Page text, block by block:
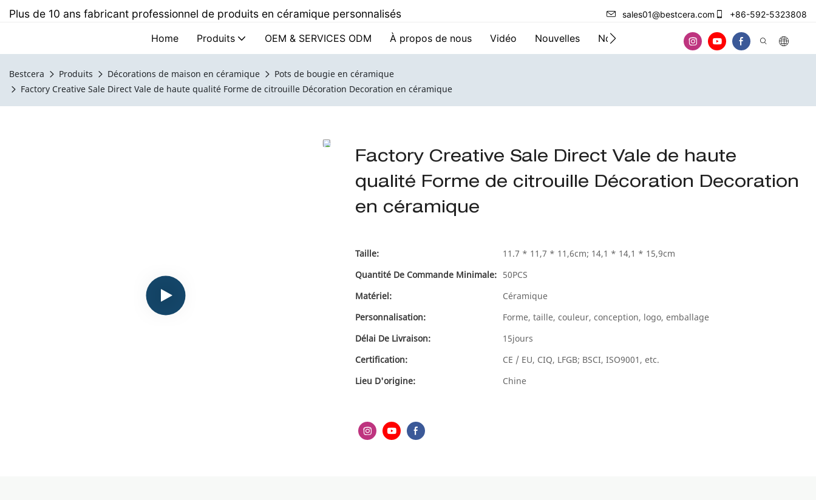
Plus de 10 ans fabricant professionnel de produits en céramique personnalisés sales01@bestcera.com +86-592-5323808
Home Produits OEM & SERVICES ODM À propos de nous Vidéo Nouvelles Nous contacter
Bestcera Produits Décorations de maison en céramique
Pots de bougie en céramique
Factory Creative Sale Direct Vale de haute qualité Forme de citrouille Décoration Decoration en céramique
Factory Creative Sale Direct Vale de haute
qualité Forme de citrouille Décoration Decoration
en céramique
Taille:
11.7 * 11,7 * 11,6cm; 14,1 * 14,1 * 15,9cm
Quantité De Commande Minimale: 50PCS
Matériel:
Céramique
Personnalisation:
Forme, taille, couleur, conception, logo, emballage
Délai De Livraison:
15jours
Certification:
CE / EU, CIQ, LFGB; BSCI, ISO9001, etc.
Lieu D'origine:
Chine